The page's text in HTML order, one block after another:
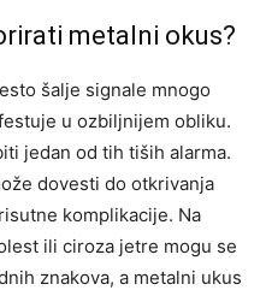
metalni okus?
šalje signale mnogo
u ozbiljnijem obliku.
jedan od tih tiših alarma.
dovesti do otkrivanja
komplikacije. Na
ili ciroza jetre mogu se
znakova, a metalni ukus